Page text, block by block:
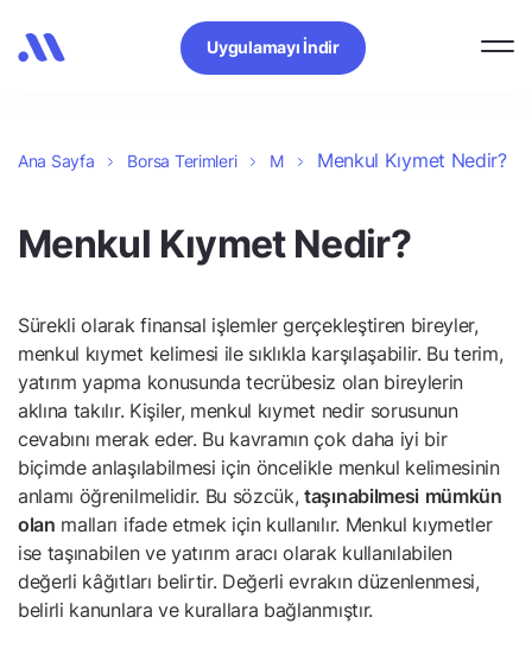
Uygulamayı İndir
Ana Sayfa Borsa Terimleri M Menkul Kıymet Nedir?
Menkul Kıymet Nedir?
Sürekli olarak finansal işlemler gerçekleştiren bireyler,
menkul kıymet kelimesi ile sıklıkla karşılaşabilir. Bu terim,
yatırım yapma konusunda tecrübesiz olan bireylerin
aklına takılır. Kişiler, menkul kıymet nedir sorusunun
cevabını merak eder. Bu kavramın çok daha iyi bir
biçimde anlaşılabilmesi için öncelikle menkul kelimesinin
anlamı öğrenilmelidir. Bu sözcük,taşınabilmesi mümkün
olan malları ifade etmek için kullanılır. Menkul kıymetler
ise taşınabilen ve yatırım aracı olarak kullanılabilen
değerli kâğıtları belirtir. Değerli evrakın düzenlenmesi,
belirli kanunlara ve kurallara bağlanmıştır.